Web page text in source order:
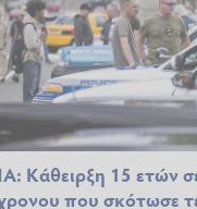
Κάθειρξη 15 ετών
που σκότωσε